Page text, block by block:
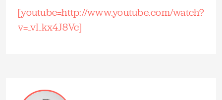
[youtube=http://www.youtube.com/watch?
v=_vI_kx4J8Vc]